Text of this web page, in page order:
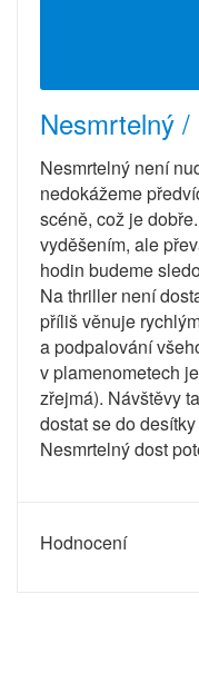
Nesmrtelný /
Nesmrtelný není
nedokážeme
scéně, což je
vyděšením, ale
hodin budeme
Na thriller není
příliš věnuje
a podpalování
v plamenometech
zřejmá). Návštěvy
dostat se do
Nesmrtelný dost
Hodnocení